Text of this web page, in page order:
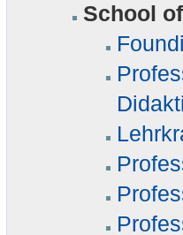
School